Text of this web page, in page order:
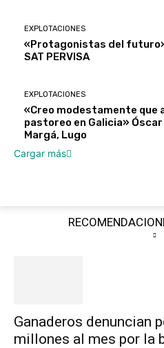
EXPLOTACIONES
«Protagonistas del
SAT PERVISA
EXPLOTACIONES
«Creo modestamente que
pastoreo en Galicia» Óscar
Margá, Lugo
Cargar más
Ganaderos denuncian
millones al mes por la